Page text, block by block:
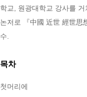
학교, 원광대학교 강사를
논저로 『中國 近世 經世思
수.
목차
첫머리에